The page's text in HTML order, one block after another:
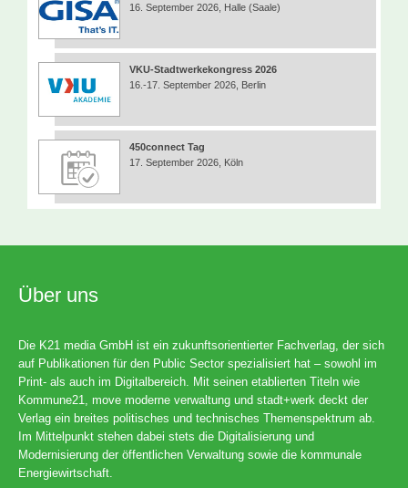
16. September 2026, Halle (Saale)
VKU-Stadtwerkekongress 2026
16.-17. September 2026, Berlin
450connect Tag
17. September 2026, Köln
Über uns
Die K21 media GmbH ist ein zukunftsorientierter Fachverlag, der sich
auf Publikationen für den Public Sector spezialisiert hat – sowohl im
Print- als auch im Digitalbereich. Mit seinen etablierten Titeln wie
Kommune21, move moderne verwaltung und stadt+werk deckt der
Verlag ein breites politisches und technisches Themenspektrum ab.
Im Mittelpunkt stehen dabei stets die Digitalisierung und
Modernisierung der öffentlichen Verwaltung sowie die kommunale
Energiewirtschaft.